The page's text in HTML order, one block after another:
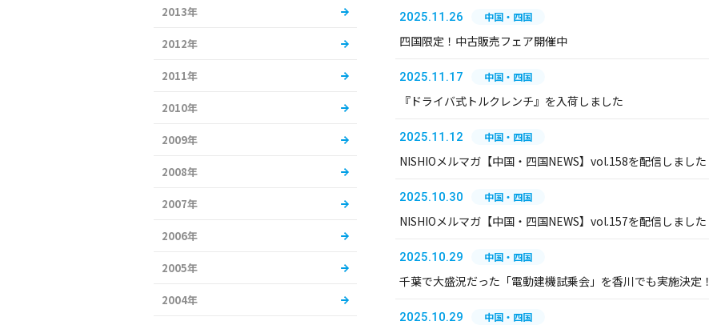
2025.11.26 中国・四国
四国限定！中古販売フェア開催中
2025.11.17 中国・四国
『ドライバ式トルクレンチ』を入荷しました
2025.11.12 中国・四国
NISHIOメルマガ【中国・四国NEWS】vol.158を配信しました
2025.10.30 中国・四国
NISHIOメルマガ【中国・四国NEWS】vol.157を配信しました
2025.10.29 中国・四国
千葉で大盛況だった「電動建機試乗会」を香川でも実施決定！
2025.10.29 中国・四国
2013年
2012年
2011年
2010年
2009年
2008年
2007年
2006年
2005年
2004年